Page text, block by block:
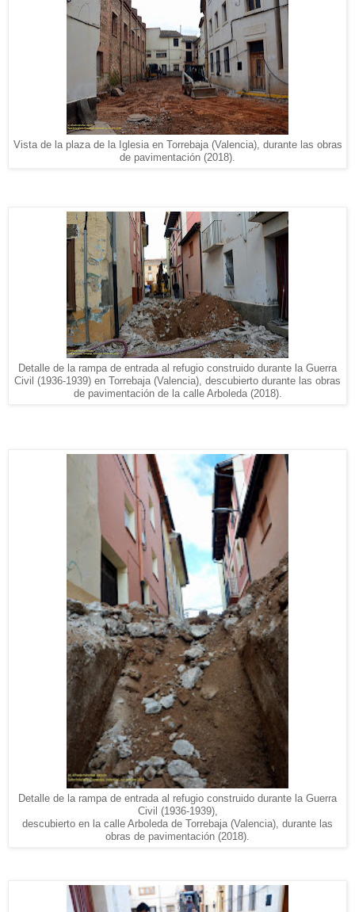
Vista de la plaza de la Iglesia en Torrebaja (Valencia), durante las obras
de pavimentación (2018).
Detalle de la rampa de entrada al refugio construido durante la Guerra
Civil (1936-1939) en Torrebaja (Valencia), descubierto durante las obras
de pavimentación de la calle Arboleda (2018).
Detalle de la rampa de entrada al refugio construido durante la Guerra
Civil (1936-1939),
descubierto en la calle Arboleda de Torrebaja (Valencia), durante las
obras de pavimentación (2018).